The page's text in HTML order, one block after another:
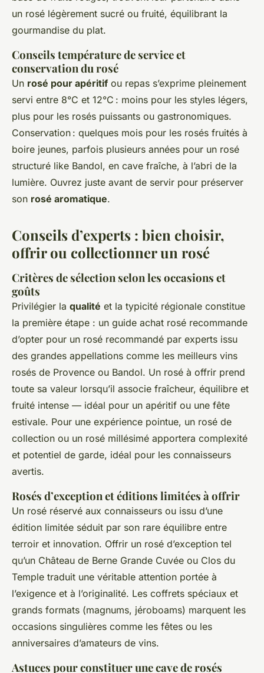
un rosé légèrement sucré ou fruité, équilibrant la
gourmandise du plat.
Conseils température de service et
conservation du rosé
Un rosé pour apéritif ou repas s’exprime pleinement
servi entre 8°C et 12°C : moins pour les styles légers,
plus pour les rosés puissants ou gastronomiques.
Conservation : quelques mois pour les rosés fruités à
boire jeunes, parfois plusieurs années pour un rosé
structuré like Bandol, en cave fraîche, à l’abri de la
lumière. Ouvrez juste avant de servir pour préserver
son rosé aromatique.
Conseils d’experts : bien choisir,
offrir ou collectionner un rosé
Critères de sélection selon les occasions et
goûts
Privilégier la qualité et la typicité régionale constitue
la première étape : un guide achat rosé recommande
d’opter pour un rosé recommandé par experts issu
des grandes appellations comme les meilleurs vins
rosés de Provence ou Bandol. Un rosé à offrir prend
toute sa valeur lorsqu’il associe fraîcheur, équilibre et
fruité intense — idéal pour un apéritif ou une fête
estivale. Pour une expérience pointue, un rosé de
collection ou un rosé millésimé apportera complexité
et potentiel de garde, idéal pour les connaisseurs
avertis.
Rosés d’exception et éditions limitées à offrir
Un rosé réservé aux connaisseurs ou issu d’une
édition limitée séduit par son rare équilibre entre
terroir et innovation. Offrir un rosé d’exception tel
qu’un Château de Berne Grande Cuvée ou Clos du
Temple traduit une véritable attention portée à
l’exigence et à l’originalité. Les coffrets spéciaux et
grands formats (magnums, jéroboams) marquent les
occasions singulières comme les fêtes ou les
anniversaires d’amateurs de vins.
Astuces pour constituer une cave de rosés